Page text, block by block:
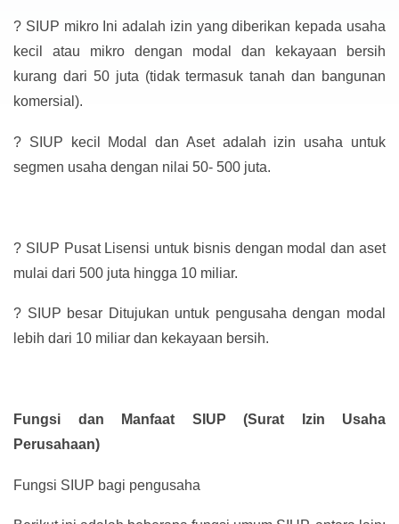
? SIUP mikro Ini adalah izin yang diberikan kepada usaha
kecil atau mikro dengan modal dan kekayaan bersih
kurang dari 50 juta (tidak termasuk tanah dan bangunan
komersial).
? SIUP kecil Modal dan Aset adalah izin usaha untuk
segmen usaha dengan nilai 50- 500 juta.
? SIUP Pusat Lisensi untuk bisnis dengan modal dan aset
mulai dari 500 juta hingga 10 miliar.
? SIUP besar Ditujukan untuk pengusaha dengan modal
lebih dari 10 miliar dan kekayaan bersih.
Fungsi dan Manfaat SIUP (Surat Izin Usaha
Perusahaan)
Fungsi SIUP bagi pengusaha